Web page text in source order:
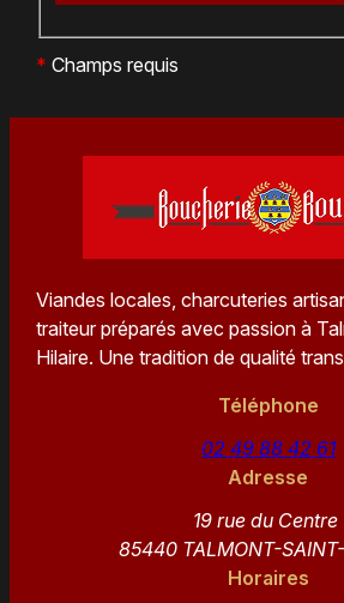
* Champs requis
Viandes locales, charcuteries
traiteur préparés avec passion à
Hilaire. Une tradition de qualité
Téléphone
02 49 88 42 61
Adresse
19 rue du Centre
85440 TALMONT-
Horaires